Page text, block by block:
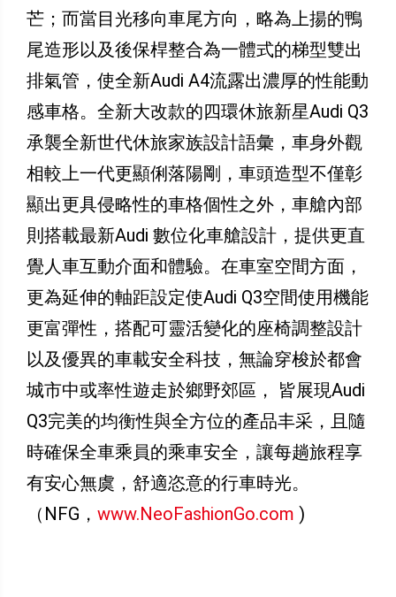
芒；而當目光移向車尾方向，略為上揚的鴨
尾造形以及後保桿整合為一體式的梯型雙出
排氣管，使全新Audi A4流露出濃厚的性能動
感車格。全新大改款的四環休旅新星Audi Q3
承襲全新世代休旅家族設計語彙，車身外觀
相較上一代更顯俐落陽剛，車頭造型不僅彰
顯出更具侵略性的車格個性之外，車艙內部
則搭載最新Audi 數位化車艙設計，提供更直
覺人車互動介面和體驗。在車室空間方面，
更為延伸的軸距設定使Audi Q3空間使用機能
更富彈性，搭配可靈活變化的座椅調整設計
以及優異的車載安全科技，無論穿梭於都會
城市中或率性遊走於鄉野郊區， 皆展現Audi
Q3完美的均衡性與全方位的產品丰采，且隨
時確保全車乘員的乘車安全，讓每趟旅程享
有安心無虞，舒適恣意的行車時光。
（NFG， www.NeoFashionGo.com )